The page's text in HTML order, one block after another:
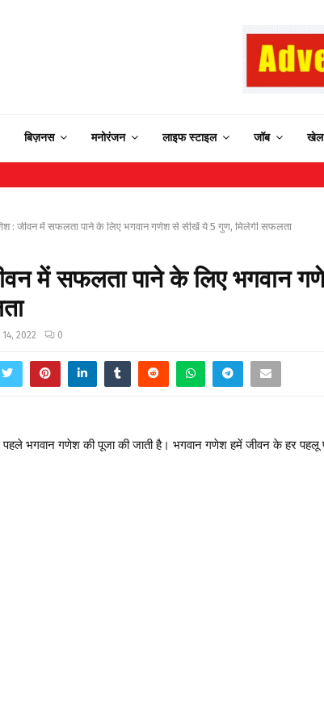
बिज़नस मनोरंजन लाइफ स्टाइल जॉब खेल
: जीवन में सफलता पाने के लिए भगवान गणेश से सीखें ये 5 गुण, मिलेगी सफलता
में सफलता पाने के लिए भगवान
14, 2022 0
पहले भगवान गणेश की पूजा की जाती है। भगवान गणेश हमें जीवन के हर